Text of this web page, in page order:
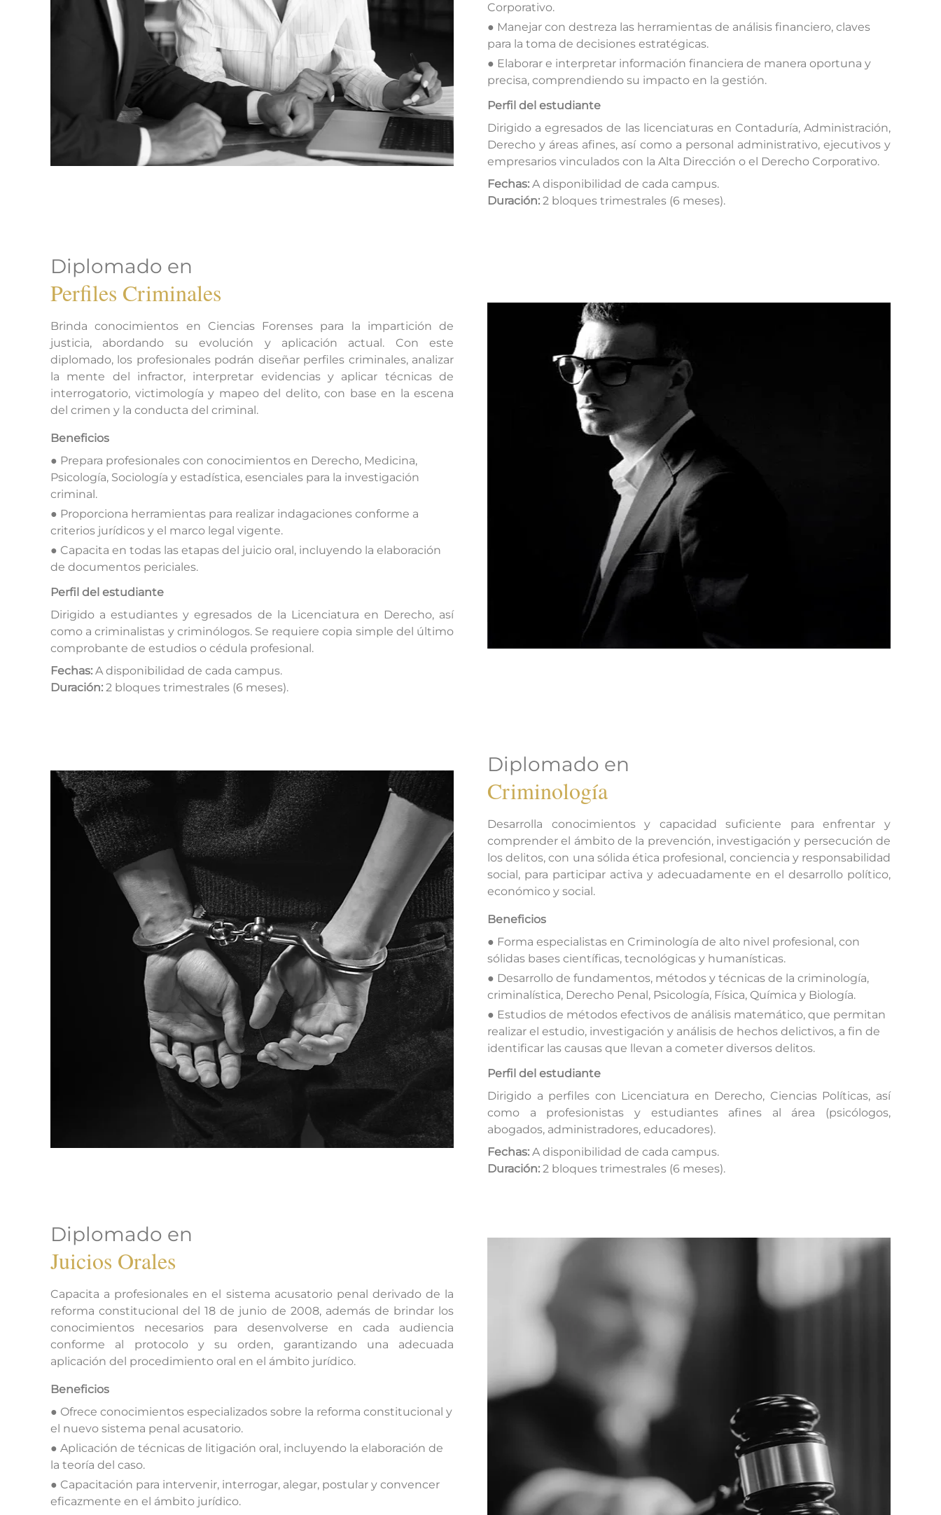
Corporativo.
● Manejar con destreza las herramientas de análisis financiero, claves
para la toma de decisiones estratégicas.
● Elaborar e interpretar información financiera de manera oportuna y
precisa, comprendiendo su impacto en la gestión.
Perfil del estudiante
Dirigido a egresados de las licenciaturas en Contaduría, Administración,
Derecho y áreas afines, así como a personal administrativo, ejecutivos y
empresarios vinculados con la Alta Dirección o el Derecho Corporativo.
Fechas: A disponibilidad de cada campus.
Duración: 2 bloques trimestrales (6 meses).
Diplomado en
Perfiles Criminales
Brinda conocimientos en Ciencias Forenses para la impartición de
justicia, abordando su evolución y aplicación actual. Con este
diplomado, los profesionales podrán diseñar perfiles criminales, analizar
la mente del infractor, interpretar evidencias y aplicar técnicas de
interrogatorio, victimología y mapeo del delito, con base en la escena
del crimen y la conducta del criminal.
Beneficios
● Prepara profesionales con conocimientos en Derecho, Medicina,
Psicología, Sociología y estadística, esenciales para la investigación
criminal.
● Proporciona herramientas para realizar indagaciones conforme a
criterios jurídicos y el marco legal vigente.
● Capacita en todas las etapas del juicio oral, incluyendo la elaboración
de documentos periciales.
Perfil del estudiante
Dirigido a estudiantes y egresados de la Licenciatura en Derecho, así
como a criminalistas y criminólogos. Se requiere copia simple del último
comprobante de estudios o cédula profesional.
Fechas: A disponibilidad de cada campus.
Duración: 2 bloques trimestrales (6 meses).
Diplomado en
Criminología
Desarrolla conocimientos y capacidad suficiente para enfrentar y
comprender el ámbito de la prevención, investigación y persecución de
los delitos, con una sólida ética profesional, conciencia y responsabilidad
social, para participar activa y adecuadamente en el desarrollo político,
económico y social.
Beneficios
● Forma especialistas en Criminología de alto nivel profesional, con
sólidas bases científicas, tecnológicas y humanísticas.
● Desarrollo de fundamentos, métodos y técnicas de la criminología,
criminalística, Derecho Penal, Psicología, Física, Química y Biología.
● Estudios de métodos efectivos de análisis matemático, que permitan
realizar el estudio, investigación y análisis de hechos delictivos, a fin de
identificar las causas que llevan a cometer diversos delitos.
Perfil del estudiante
Dirigido a perfiles con Licenciatura en Derecho, Ciencias Políticas, así
como a profesionistas y estudiantes afines al área (psicólogos,
abogados, administradores, educadores).
Fechas: A disponibilidad de cada campus.
Duración: 2 bloques trimestrales (6 meses).
Diplomado en
Juicios Orales
Capacita a profesionales en el sistema acusatorio penal derivado de la
reforma constitucional del 18 de junio de 2008, además de brindar los
conocimientos necesarios para desenvolverse en cada audiencia
conforme al protocolo y su orden, garantizando una adecuada
aplicación del procedimiento oral en el ámbito jurídico.
Beneficios
● Ofrece conocimientos especializados sobre la reforma constitucional y
el nuevo sistema penal acusatorio.
● Aplicación de técnicas de litigación oral, incluyendo la elaboración de
la teoría del caso.
● Capacitación para intervenir, interrogar, alegar, postular y convencer
eficazmente en el ámbito jurídico.